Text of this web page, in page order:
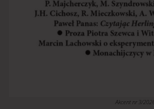
Akcent nr 3/2026